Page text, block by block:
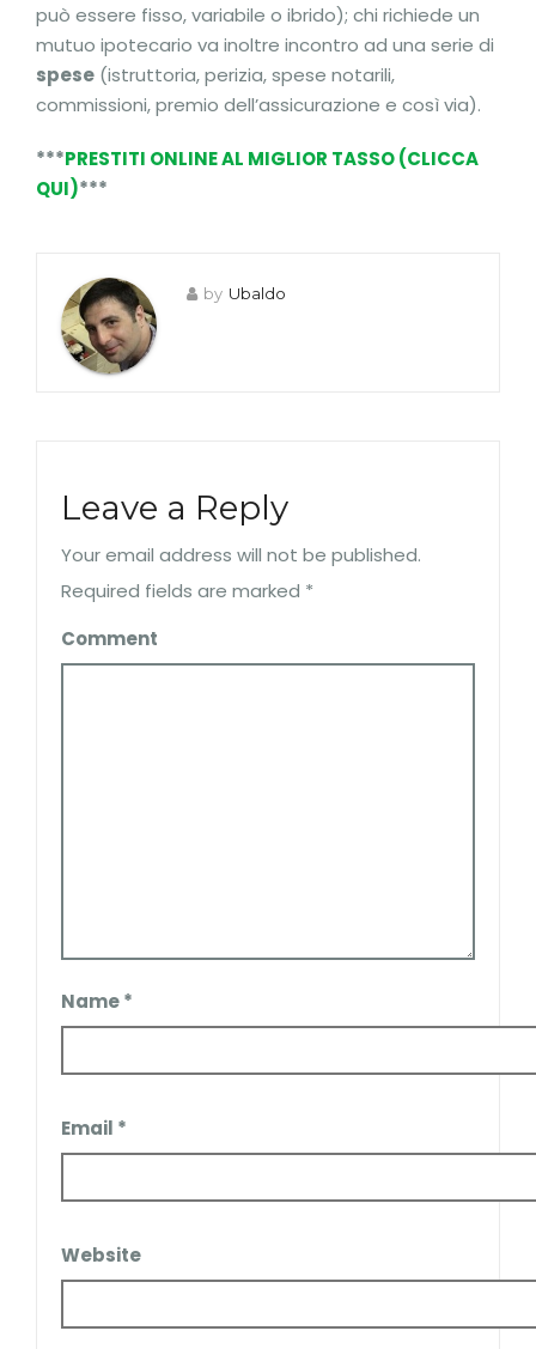
può essere fisso, variabile o ibrido); chi richiede un
mutuo ipotecario va inoltre incontro ad una serie di
spese (istruttoria, perizia, spese notarili,
commissioni, premio dell’assicurazione e così via).
***PRESTITI ONLINE AL MIGLIOR TASSO (CLICCA
QUI)***
by Ubaldo
Leave a Reply
Your email address will not be published.
Required fields are marked *
Comment
Name*
Email *
Website